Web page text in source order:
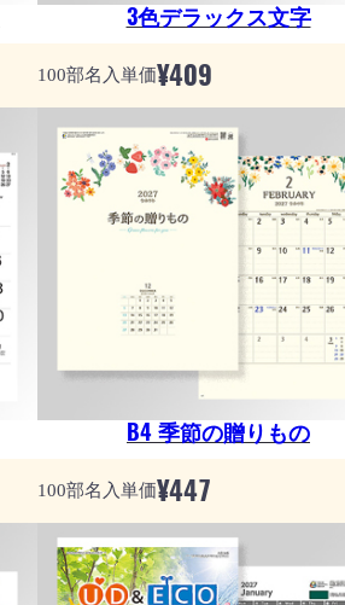
3色デラックス文字
100部名入単価¥409
B4 季節の贈りもの
100部名入単価¥447